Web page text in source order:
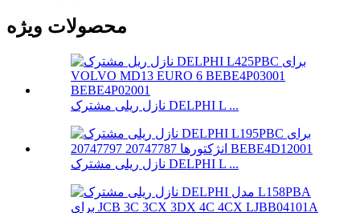
محصولات ویژه
نازل ریلی مشترک DELPHI L ...
نازل ریلی مشترک DELPHI L ...